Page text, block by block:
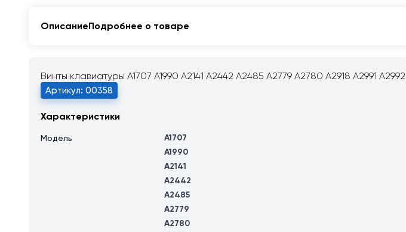
ОписаниеПодробнее о товаре
Винты клавиатуры A1707 A1990 A2141 A2442 A2485 A2779 A2780 A2918 A2991 A2992
Артикул: 00358
Характеристики
Модель
A1707
A1990
A2141
A2442
A2485
A2779
A2780